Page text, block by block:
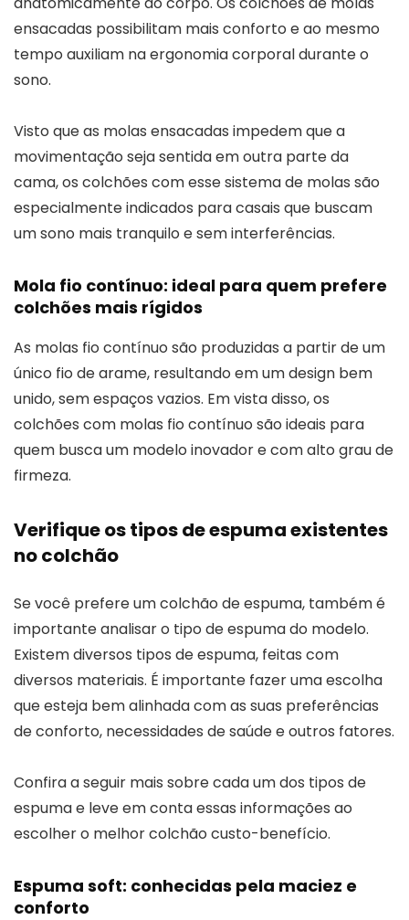
ensacadas possibilitam mais conforto e ao mesmo
tempo auxiliam na ergonomia corporal durante o
sono.
Visto que as molas ensacadas impedem que a
movimentação seja sentida em outra parte da
cama, os colchões com esse sistema de molas são
especialmente indicados para casais que buscam
um sono mais tranquilo e sem interferências.
Mola fio contínuo: ideal para quem prefere
colchões mais rígidos
As molas fio contínuo são produzidas a partir de um
único fio de arame, resultando em um design bem
unido, sem espaços vazios. Em vista disso, os
colchões com molas fio contínuo são ideais para
quem busca um modelo inovador e com alto grau de
firmeza.
Verifique os tipos de espuma existentes
no colchão
Se você prefere um colchão de espuma, também é
importante analisar o tipo de espuma do modelo.
Existem diversos tipos de espuma, feitas com
diversos materiais. É importante fazer uma escolha
que esteja bem alinhada com as suas preferências
de conforto, necessidades de saúde e outros fatores.
Confira a seguir mais sobre cada um dos tipos de
espuma e leve em conta essas informações ao
escolher o melhor colchão custo-benefício.
Espuma soft: conhecidas pela maciez e
conforto